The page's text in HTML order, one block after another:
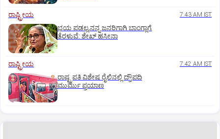
ರಾಷ್ಟ್ರೀಯ 7:43 AM IST
ಭಯ ಪಡಲ್ಲ,ನನ್ನ ಜನರಿಗಾಗಿ ಬಾಂಗ್ಲಾಗೆ
ತೆರಳುವೆ: ಶೇಖ್‌ ಹಸೀನಾ
ರಾಷ್ಟ್ರೀಯ 7:42 AM IST
ರಾಷ್ಟ್ರಪತಿ ವಿಶೇಷ ರೈಲಿನಲ್ಲಿ ದ್ರೌಪದಿ
ಮುರ್ಮು ಪ್ರಯಾಣ